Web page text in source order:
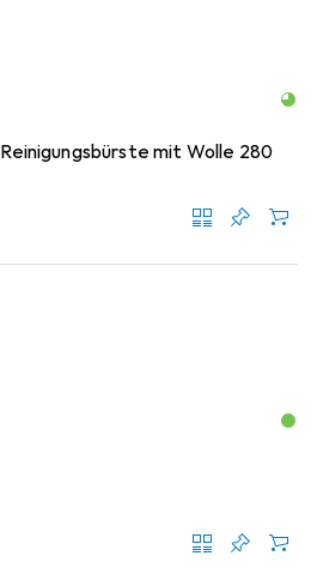
Reinigungsbürste mit Wolle 280